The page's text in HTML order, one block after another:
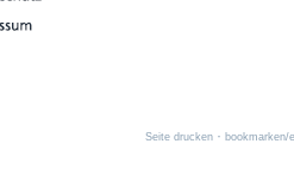
Seite drucken · bookmarken/